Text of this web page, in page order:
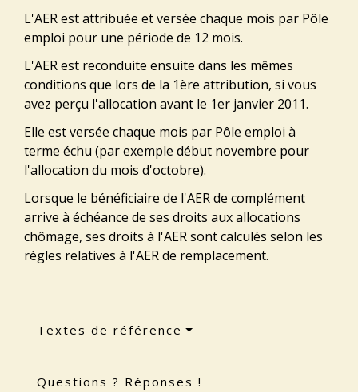
L'AER est attribuée et versée chaque mois par Pôle
emploi pour une période de 12 mois.
L'AER est reconduite ensuite dans les mêmes
conditions que lors de la 1ère attribution, si vous
avez perçu l'allocation avant le 1er janvier 2011.
Elle est versée chaque mois par Pôle emploi à
terme échu (par exemple début novembre pour
l'allocation du mois d'octobre).
Lorsque le bénéficiaire de l'AER de complément
arrive à échéance de ses droits aux allocations
chômage, ses droits à l'AER sont calculés selon les
règles relatives à l'AER de remplacement.
Textes de référence
Questions ? Réponses !